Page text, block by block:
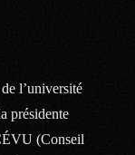
l’université
présidente
(Conseil